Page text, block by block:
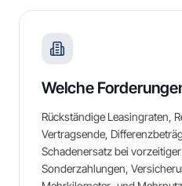
Welche
Rückständige Leasingraten,
Vertragsende,
Schadenersatz bei
Sonderzahlungen,